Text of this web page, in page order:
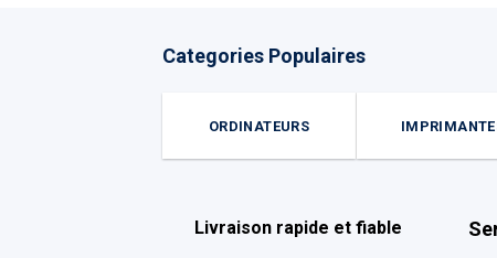
Categories Populaires
ORDINATEURS
Livraison rapide et fiable